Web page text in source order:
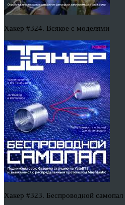
Хакер #324. Всякое с моделями
Хакер #323. Беспроводной самопал